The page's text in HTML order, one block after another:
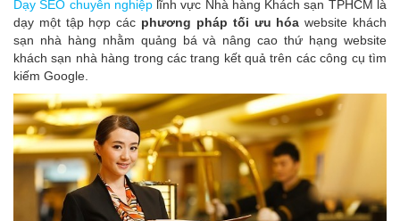
Dạy SEO chuyên nghiệplĩnh vực Nhà hàng Khách sạn TPHCM là
dạy một tập hợp các phương pháp tối ưu hóa website khách
sạn nhà hàng nhằm quảng bá và nâng cao thứ hạng website
khách sạn nhà hàng trong các trang kết quả trên các công cụ tìm
kiếm Google.